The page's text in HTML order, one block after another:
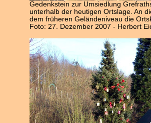
Gedenkstein zur Umsiedlung
unterhalb der heutigen Ortslage. An
dem früheren Geländeniveau die
Foto: 27. Dezember 2007 - Herbert